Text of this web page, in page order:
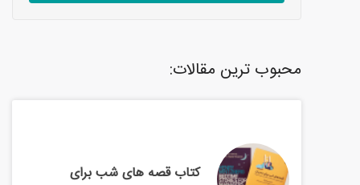
محبوب ترین مقالات:
کتاب قصه های شب برای